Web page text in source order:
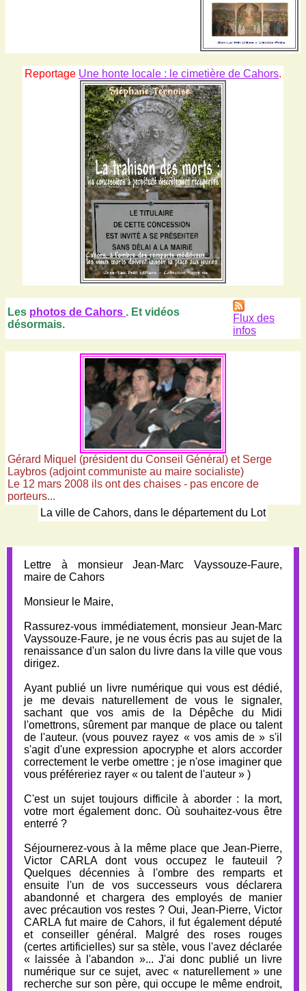
Reportage Une honte locale : le cimetière de Cahors.
Les photos de Cahors . Et vidéos
désormais.
Flux des
infos
Gérard Miquel (président du Conseil Général) et Serge
Laybros (adjoint communiste au maire socialiste)
Le 12 mars 2008 ils ont des chaises - pas encore de
porteurs...
La ville de Cahors, dans le département du Lot
Lettre à monsieur Jean-Marc Vayssouze-Faure,
maire de Cahors
Monsieur le Maire,
Rassurez-vous immédiatement, monsieur Jean-Marc
Vayssouze-Faure, je ne vous écris pas au sujet de la
renaissance d'un salon du livre dans la ville que vous
dirigez.
Ayant publié un livre numérique qui vous est dédié,
je me devais naturellement de vous le signaler,
sachant que vos amis de la Dépêche du Midi
l'omettrons, sûrement par manque de place ou talent
de l'auteur. (vous pouvez rayez « vos amis de » s'il
s'agit d'une expression apocryphe et alors accorder
correctement le verbe omettre ; je n'ose imaginer que
vous préféreriez rayer « ou talent de l'auteur » )
C'est un sujet toujours difficile à aborder : la mort,
votre mort également donc. Où souhaitez-vous être
enterré ?
Séjournerez-vous à la même place que Jean-Pierre,
Victor CARLA dont vous occupez le fauteuil ?
Quelques décennies à l'ombre des remparts et
ensuite l'un de vos successeurs vous déclarera
abandonné et chargera des employés de manier
avec précaution vos restes ? Oui, Jean-Pierre, Victor
CARLA fut maire de Cahors, il fut également député
et conseiller général. Malgré des roses rouges
(certes artificielles) sur sa stèle, vous l'avez déclarée
« laissée à l'abandon »... J'ai donc publié un livre
numérique sur ce sujet, avec « naturellement » une
recherche sur son père, qui occupe le même endroit,